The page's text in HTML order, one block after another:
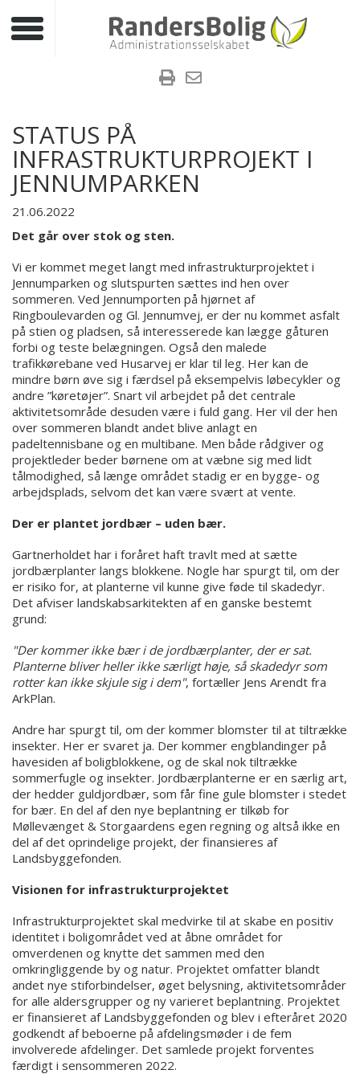
Toggle navigation
STATUS PÅ
INFRASTRUKTURPROJEKT I
JENNUMPARKEN
21.06.2022
Det går over stok og sten.
Vi er kommet meget langt med infrastrukturprojektet i
Jennumparken og slutspurten sættes ind hen over
sommeren. Ved Jennumporten på hjørnet af
Ringboulevarden og Gl. Jennumvej, er der nu kommet asfalt
på stien og pladsen, så interesserede kan lægge gåturen
forbi og teste belægningen. Også den malede
trafikkørebane ved Husarvej er klar til leg. Her kan de
mindre børn øve sig i færdsel på eksempelvis løbecykler og
andre ”køretøjer”. Snart vil arbejdet på det centrale
aktivitetsområde desuden være i fuld gang. Her vil der hen
over sommeren blandt andet blive anlagt en
padeltennisbane og en multibane. Men både rådgiver og
projektleder beder børnene om at væbne sig med lidt
tålmodighed, så længe området stadig er en bygge- og
arbejdsplads, selvom det kan være svært at vente.
Der er plantet jordbær – uden bær.
Gartnerholdet har i foråret haft travlt med at sætte
jordbærplanter langs blokkene. Nogle har spurgt til, om der
er risiko for, at planterne vil kunne give føde til skadedyr.
Det afviser landskabsarkitekten af en ganske bestemt
grund:
"Der kommer ikke bær i de jordbærplanter, der er sat.
Planterne bliver heller ikke særligt høje, så skadedyr som
rotter kan ikke skjule sig i dem", fortæller Jens Arendt fra
ArkPlan.
Andre har spurgt til, om der kommer blomster til at tiltrække
insekter. Her er svaret ja. Der kommer engblandinger på
havesiden af boligblokkene, og de skal nok tiltrække
sommerfugle og insekter. Jordbærplanterne er en særlig art,
der hedder guldjordbær, som får fine gule blomster i stedet
for bær. En del af den nye beplantning er tilkøb for
Møllevænget & Storgaardens egen regning og altså ikke en
del af det oprindelige projekt, der finansieres af
Landsbyggefonden.
Visionen for infrastrukturprojektet
Infrastrukturprojektet skal medvirke til at skabe en positiv
identitet i boligområdet ved at åbne området for
omverdenen og knytte det sammen med den
omkringliggende by og natur. Projektet omfatter blandt
andet nye stiforbindelser, øget belysning, aktivitetsområder
for alle aldersgrupper og ny varieret beplantning. Projektet
er finansieret af Landsbyggefonden og blev i efteråret 2020
godkendt af beboerne på afdelingsmøder i de fem
involverede afdelinger. Det samlede projekt forventes
færdigt i sensommeren 2022.